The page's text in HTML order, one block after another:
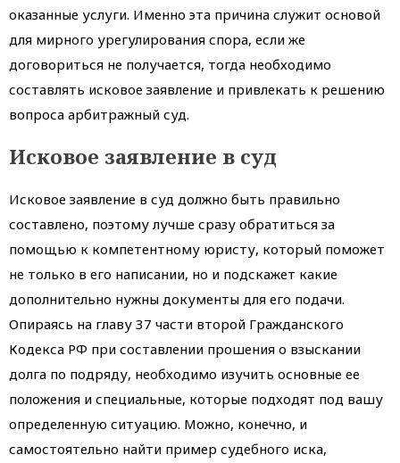
оказанные услуги. Именно эта причина служит основой
для мирного урегулирования спора, если же
договориться не получается, тогда необходимо
составлять исковое заявление и привлекать к решению
вопроса арбитражный суд.
Исковое заявление в суд
Исковое заявление в суд должно быть правильно
составлено, поэтому лучше сразу обратиться за
помощью к компетентному юристу, который поможет
не только в его написании, но и подскажет какие
дополнительно нужны документы для его подачи.
Опираясь на главу 37 части второй Гражданского
Кодекса РФ при составлении прошения о взыскании
долга по подряду, необходимо изучить основные ее
положения и специальные, которые подходят под вашу
определенную ситуацию. Можно, конечно, и
самостоятельно найти пример судебного иска,